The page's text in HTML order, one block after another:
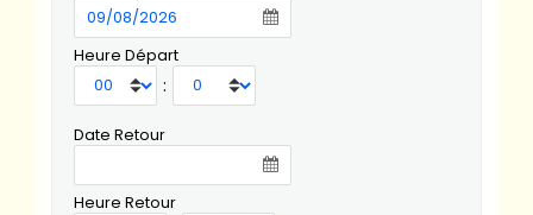
Heure Départ
:
Date Retour
Heure Retour